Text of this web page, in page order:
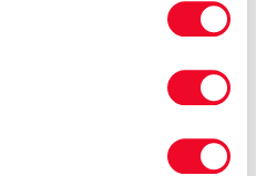
31.12.2025)